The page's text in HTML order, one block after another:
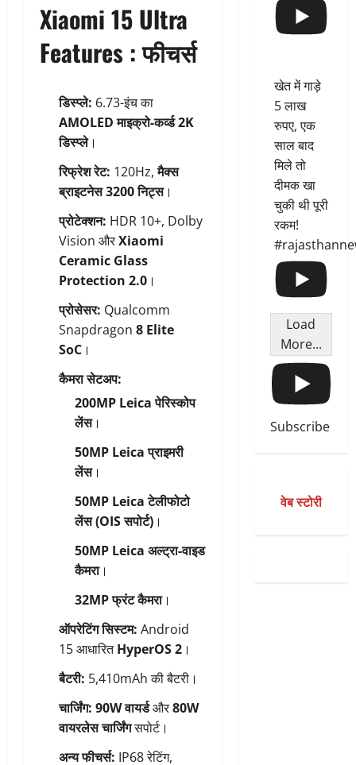
Xiaomi 15 Ultra
Features : फीचर्स
डिस्प्ले: 6.73-इंच का
AMOLED माइक्रो-कर्व्ड 2K
डिस्प्ले।
रिफ्रेश रेट: 120Hz,मैक्स
ब्राइटनेस 3200 निट्स।
प्रोटेक्शन: HDR 10+, Dolby
Vision औरXiaomi
Ceramic Glass
Protection 2.0 ।
प्रोसेसर: Qualcomm
Snapdragon 8 Elite
SoC ।
कैमरा सेटअप:
200MP Leica पेरिस्कोप
लेंस।
50MP Leica प्राइमरी
लेंस।
50MP Leica टेलीफोटो
लेंस (OIS सपोर्ट) ।
50MP Leica अल्ट्रा-वाइड
कैमरा।
32MP फ्रंट कैमरा।
ऑपरेटिंग सिस्टम: Android
15 आधारितHyperOS 2 ।
बैटरी: 5,410mAh की बैटरी।
चार्जिंग: 90W वायर्डऔर80W
वायरलेस चार्जिंगसपोर्ट।
अन्य फीचर्स: IP68 रेटिंग,
खेत में गाड़े
5 लाख
रुपए, एक
साल बाद
मिले तो
दीमक खा
चुकी थी पूरी
रकम!
Load
More...
Subscribe
वेब स्टोरी